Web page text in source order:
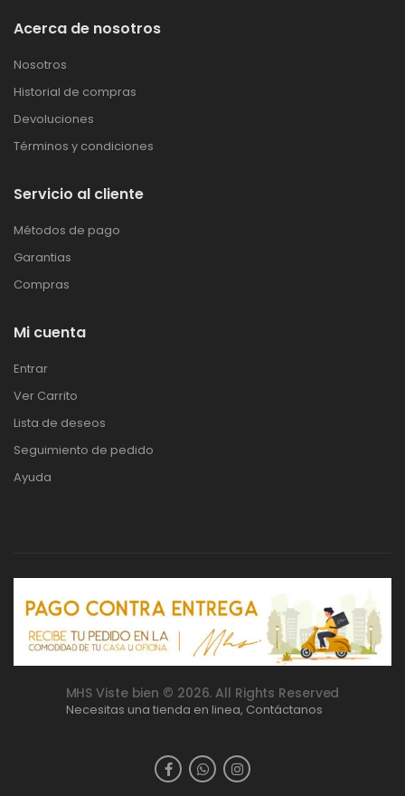
Acerca de nosotros
Nosotros
Historial de compras
Devoluciones
Términos y condiciones
Servicio al cliente
Métodos de pago
Garantias
Compras
Mi cuenta
Entrar
Ver Carrito
Lista de deseos
Seguimiento de pedido
Ayuda
MHS Viste bien © 2026. All Rights Reserved
Necesitas una tienda en linea, Contáctanos